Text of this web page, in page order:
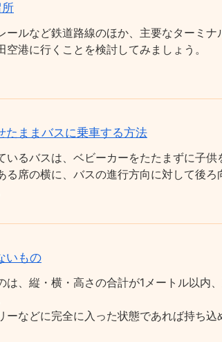
ルなど鉄道路線のほか、主要なターミナ
港に行くことを検討してみましょう。
たままバスに乗車する方法
るバスは、ベビーカーをたたまずに子供
る席の横に、バスの進行方向に対して後
いもの
、縦・横・高さの合計が1メートル以内
などに完全に入った状態であれば持ち込